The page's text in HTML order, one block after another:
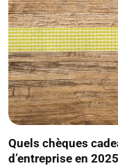
Quels chèques
d’entreprise en